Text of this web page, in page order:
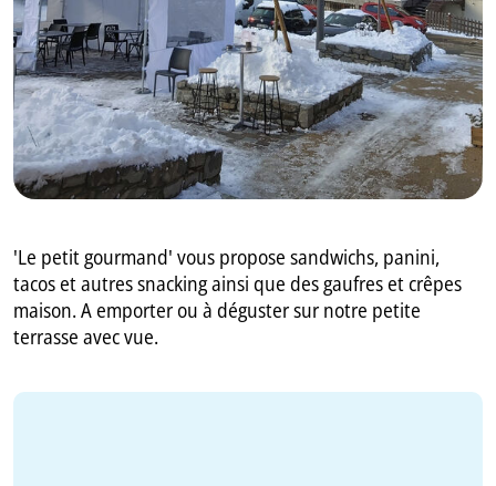
'Le petit gourmand' vous propose sandwichs, panini,
tacos et autres snacking ainsi que des gaufres et crêpes
maison. A emporter ou à déguster sur notre petite
terrasse avec vue.